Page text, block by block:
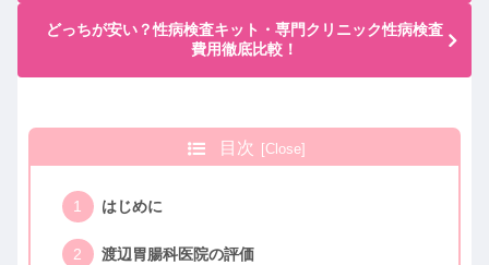
どっちが安い？性病検査キット・専門クリニック性病検査
費用徹底比較！
目次
はじめに
渡辺胃腸科医院の評価